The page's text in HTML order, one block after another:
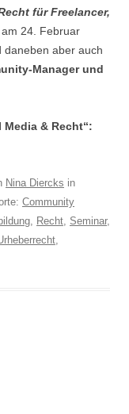
für Freelancer,
24. Februar
daneben aber auch
Manager und
& Recht“:
Nina Diercks in
Community
, Recht, Seminar,
,